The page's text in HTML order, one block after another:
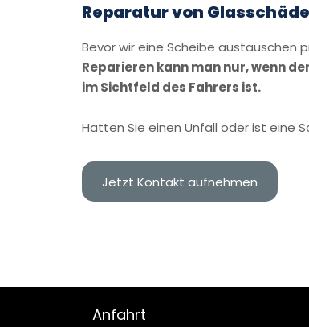
Reparatur von
Bevor wir eine Scheibe austauschen
Reparieren kann man nur, wenn
im Sichtfeld des Fahrers ist.
Hatten Sie einen Unfall oder ist eine
Jetzt Kontakt aufnehmen
Anfahrt